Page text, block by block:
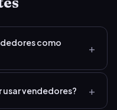
como
+
vendedores? +